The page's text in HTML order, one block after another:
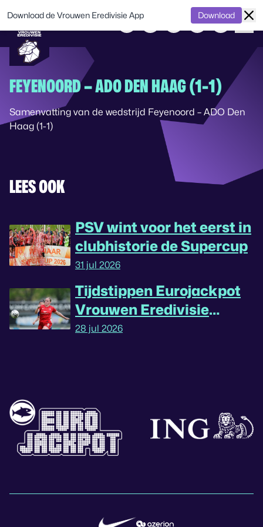
FEYENOORD – ADO DEN HAAG (1-1)
Samenvatting van de wedstrijd Feyenoord – ADO Den
Haag (1-1)
LEES OOK
PSV wint voor het eerst in
clubhistorie de Supercup
31 jul 2026
Tijdstippen Eurojackpot
Vrouwen Eredivisie
omgedraaid
28 jul 2026
Download de Vrouwen Eredivisie App Download